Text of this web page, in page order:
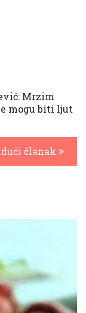
Mrzim
mogu biti ljut
članak